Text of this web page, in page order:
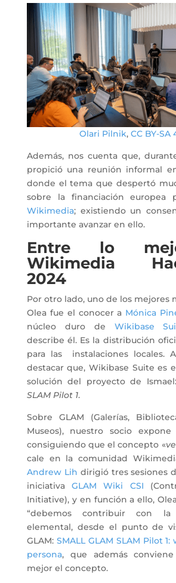
Olari Pilnik,CC BY-SA
Además, nos cuenta que,
propició una reunión informal
donde el tema que despertó
sobre la financiación europea
Wikimedia; existiendo un
importante avanzar en ello.
Entre lo
Wikimedia
2024
Por otro lado, uno de los mejores
Olea fue el conocer a Mónica
núcleo duro de Wikibase
describe él. Es la distribución
para las instalaciones locales.
destacar que, Wikibase Suite es
solución del proyecto de Ismael:
SLAM Pilot 1.
Sobre GLAM (Galerías,
Museos), nuestro socio expone
consiguiendo que el concepto «
cale en la comunidad
Andrew Lih dirigió tres sesiones
iniciativaGLAM Wiki CSI
Initiative), y en función a ello,
“debemos contribuir con la
elemental, desde el punto de
GLAM: SMALL GLAM SLAM Pilot 1:
persona, que además
mejor el concepto.